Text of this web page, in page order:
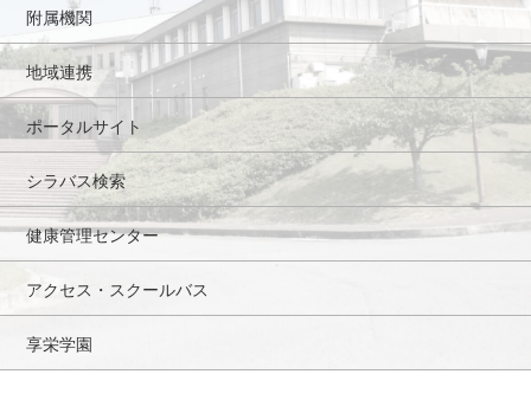
附属機関
地域連携
ポータルサイト
シラバス検索
健康管理センター
アクセス・スクールバス
享栄学園